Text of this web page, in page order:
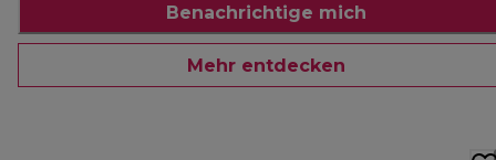
Benachrichtige mich
Mehr entdecken